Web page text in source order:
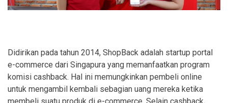
Didirikan pada tahun 2014, ShopBack adalah startup portal
e-commerce dari Singapura yang memanfaatkan program
komisi cashback. Hal ini memungkinkan pembeli online
untuk mengambil kembali sebagian uang mereka ketika
membeli suatu produk di e-commerce. Selain cashback,